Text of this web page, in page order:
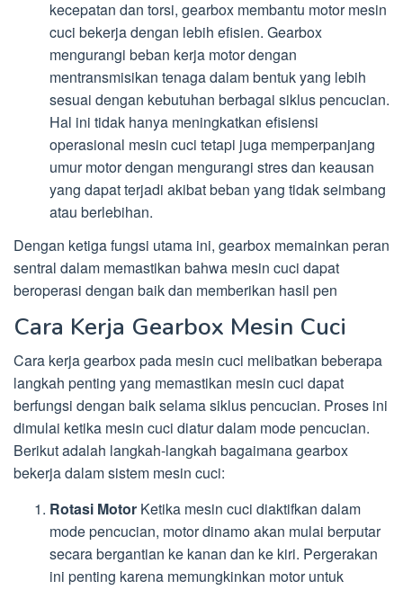
kecepatan dan torsi, gearbox membantu motor mesin
cuci bekerja dengan lebih efisien. Gearbox
mengurangi beban kerja motor dengan
mentransmisikan tenaga dalam bentuk yang lebih
sesuai dengan kebutuhan berbagai siklus pencucian.
Hal ini tidak hanya meningkatkan efisiensi
operasional mesin cuci tetapi juga memperpanjang
umur motor dengan mengurangi stres dan keausan
yang dapat terjadi akibat beban yang tidak seimbang
atau berlebihan.
Dengan ketiga fungsi utama ini, gearbox memainkan peran
sentral dalam memastikan bahwa mesin cuci dapat
beroperasi dengan baik dan memberikan hasil pen
Cara Kerja Gearbox Mesin Cuci
Cara kerja gearbox pada mesin cuci melibatkan beberapa
langkah penting yang memastikan mesin cuci dapat
berfungsi dengan baik selama siklus pencucian. Proses ini
dimulai ketika mesin cuci diatur dalam mode pencucian.
Berikut adalah langkah-langkah bagaimana gearbox
bekerja dalam sistem mesin cuci:
Rotasi Motor Ketika mesin cuci diaktifkan dalam
mode pencucian, motor dinamo akan mulai berputar
secara bergantian ke kanan dan ke kiri. Pergerakan
ini penting karena memungkinkan motor untuk